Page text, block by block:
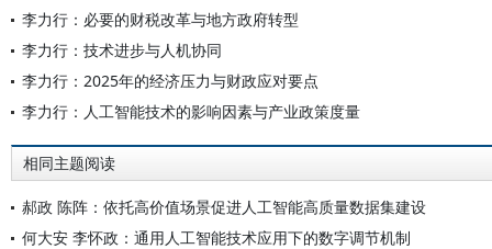
李力行：必要的财税改革与地方政府转型
李力行：技术进步与人机协同
李力行：2025年的经济压力与财政应对要点
李力行：人工智能技术的影响因素与产业政策度量
相同主题阅读
郝政 陈阵：依托高价值场景促进人工智能高质量数据集建设
何大安 李怀政：通用人工智能技术应用下的数字调节机制